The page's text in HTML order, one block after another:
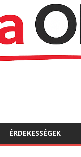
ÉRDEKESSÉGEK